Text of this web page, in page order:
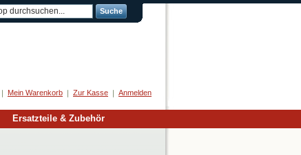
Suche
Mein Warenkorb Zur Kasse Anmelden
Ersatzteile & Zubehör